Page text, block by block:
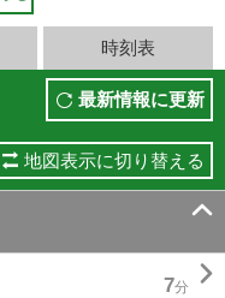
時刻表
最新情報に更新
地図表示に切り替える

7分 